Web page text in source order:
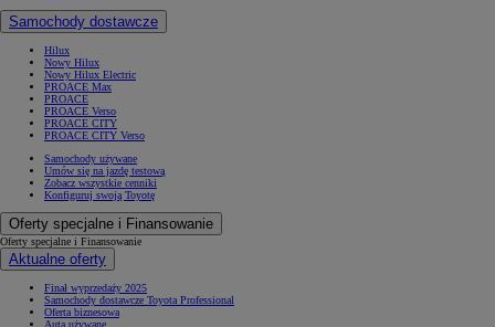
Samochody dostawcze
Hilux
Nowy Hilux
Nowy Hilux Electric
PROACE Max
PROACE
PROACE Verso
PROACE CITY
PROACE CITY Verso
Samochody używane
Umów się na jazdę testową
Zobacz wszystkie cenniki
Konfiguruj swoją Toyotę
Oferty specjalne i Finansowanie
Oferty specjalne i Finansowanie
Aktualne oferty
Finał wyprzedaży 2025
Samochody dostawcze Toyota Professional
Oferta biznesowa
Auta używane